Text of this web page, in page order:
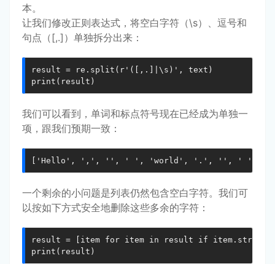
本。
让我们修改正则表达式，将空白字符（\s）、逗号和
句点（[,.]）单独拆分出来：
result = re.split(r'([,.]|\s)', text)
print(result)
我们可以看到，单词和标点符号现在已经成为单独一
项，跟我们预期一致：
['Hello', ',', '', ' ', 'world', '.', '', ' ',
一个剩余的小问题是列表仍然包含空白字符。我们可
以按如下方式安全地删除这些多余的字符：
result = [item for item in result if
print(result)